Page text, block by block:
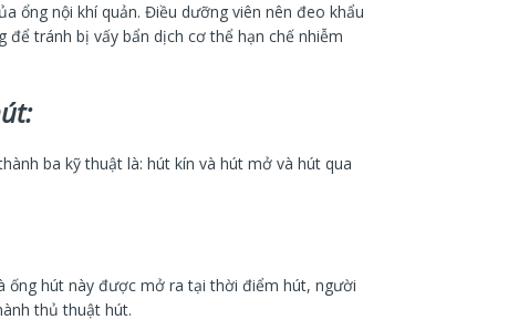
ổng nội khí quản. Điều dưỡng viên nên đeo khẩu
tránh bị vấy bẩn dịch cơ thể hạn chế nhiễm
ba kỹ thuật là: hút kín và hút mở và hút qua
ống hút này được mở ra tại thời điểm hút, người
thủ thuật hút.